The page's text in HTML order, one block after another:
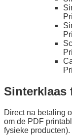
Sinterklaas
Direct na betaling
om de PDF
fysieke producten).